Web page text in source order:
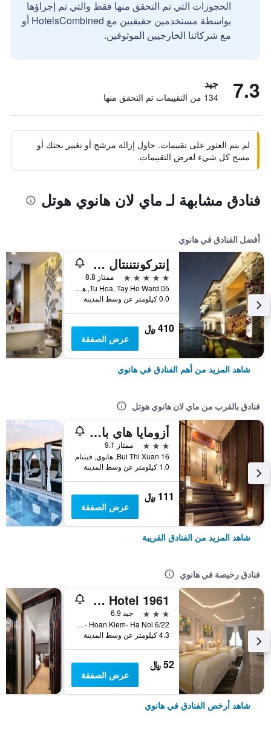
الحجوزات التي تم التحقق منها فقط والتي تم إجراؤها
بواسطة مستخدمين حقيقيين مع HotelsCombined أو
مع شركائنا الخارجيين الموثوقين.
7.3 جيد
134 من التقييمات تم التحقق منها
لم يتم العثور على تقييمات. حاول إزالة مرشح أو تغيير بحثك أو
مسح كل شيء لعرض التقييمات.
فنادق مشابهة لـ ماي لان هانوي هوتل
أفضل الفنادق في هانوي
إنتركونتننتال هانوي يستليك
5 نجوم
ممتاز 8.8
05 Tu Hoa, Tay Ho Ward, هانوي, فيتنام
0.0 كيلومتر عن وسط المدينة
410 ﷼
عرض الصفقة
شاهد المزيد من أهم الفنادق في هانوي
فنادق بالقرب من ماي لان هانوي هوتل
أزومايا هاي با ترونج 1 هوتل
3 نجوم
ممتاز 9.1
16 Bui Thi Xuan, هانوي, فيتنام
1.0 كيلومتر عن وسط المدينة
111 ﷼
عرض الصفقة
شاهد المزيد من الفنادق القريبة
فنادق رخيصة في هانوي
Old Quarter Hotel 1961
3 نجوم
جيد 6.9
6/22 Hang Voi Street- Ly Thai To- Hoan Kiem- Ha Noi, هانوي, فيتنام
4.3 كيلومتر عن وسط المدينة
52 ﷼
عرض الصفقة
شاهد أرخص الفنادق في هانوي